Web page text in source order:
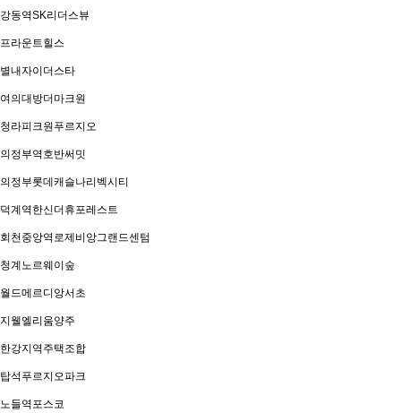
강동역SK리더스뷰
프라운트힐스
별내자이더스타
여의대방더마크원
청라피크원푸르지오
의정부역호반써밋
의정부롯데캐슬나리벡시티
덕계역한신더휴포레스트
회천중앙역로제비앙그랜드센텀
청계노르웨이숲
월드메르디앙서초
지웰엘리움양주
한강지역주택조합
탑석푸르지오파크
노들역포스코